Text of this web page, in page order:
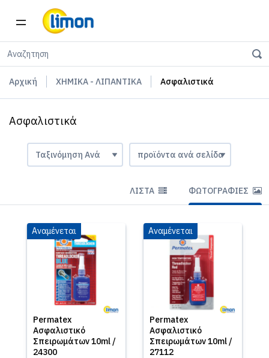
Αρχική ΧΗΜΙΚΑ - ΛΙΠΑΝΤΙΚΑ Ασφαλιστικά
Ασφαλιστικά
ΛΊΣΤΑ ΦΩΤΟΓΡΑΦΊΕΣ
Permatex
Ασφαλιστικό
Σπειρωμάτων 10ml /
24300
Αναμένεται
Permatex
Ασφαλιστικό
Σπειρωμάτων 10ml /
27112
Αναμένεται